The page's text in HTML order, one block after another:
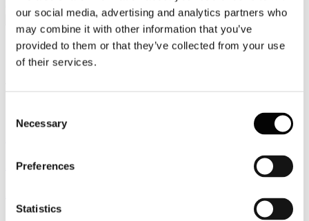
our social media, advertising and analytics partners who
may combine it with other information that you’ve
provided to them or that they’ve collected from your use
of their services.
Selection
Necessary
Preferences
Statistics
2015